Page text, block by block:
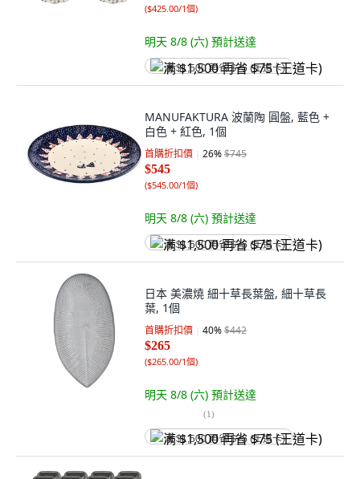
($425.00/1個)
明天 8/8 (六) 預計送達
满 $1,500 再省 $75 (王道卡)
MANUFAKTURA 波蘭陶 圓盤, 藍色 +
白色 + 紅色, 1個
首購折扣價 26%$745
$545
($545.00/1個)
明天 8/8 (六) 預計送達
满 $1,500 再省 $75 (王道卡)
日本 美濃燒 細十草長葉盤, 細十草長
葉, 1個
首購折扣價 40%$442
$265
($265.00/1個)
明天 8/8 (六) 預計送達
(1)
满 $1,500 再省 $75 (王道卡)